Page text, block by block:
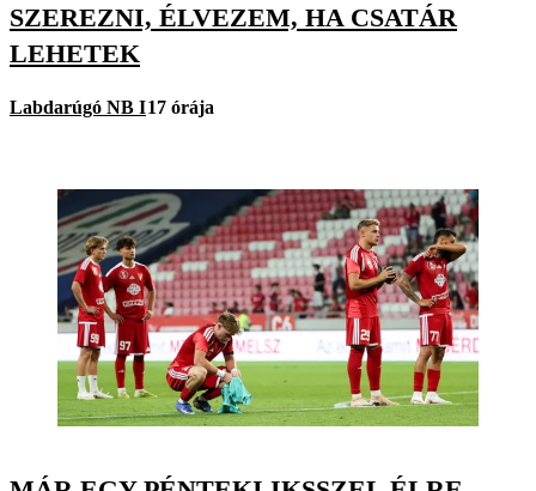
SZEREZNI, ÉLVEZEM, HA CSATÁR
LEHETEK
Labdarúgó NB I17 órája